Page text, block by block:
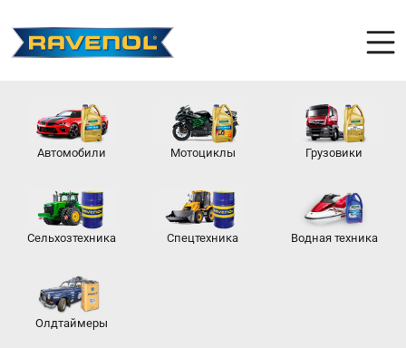
Автомобили Мотоциклы Грузовики
Сельхозтехника Спецтехника Водная техника
Олдтаймеры